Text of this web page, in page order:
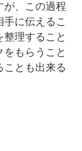
が、この過程
に伝えるこ
整理すること
もらうこと
ことも出来る